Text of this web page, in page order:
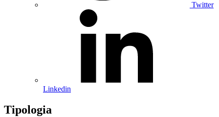
Twitter
Linkedin
Tipologia